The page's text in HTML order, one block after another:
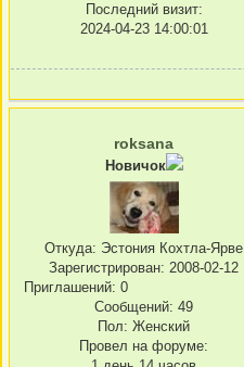
Последний визит:
2024-04-23 14:00:01
roksana
Новичок
Откуда: Эстония Кохтла-Ярве
Зарегистрирован: 2008-02-12
Приглашений: 0
Сообщений: 49
Пол: Женский
Провел на форуме: